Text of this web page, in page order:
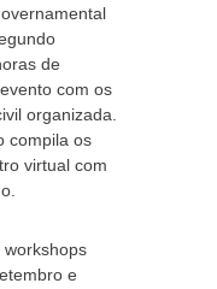
de
com os
organizada.
compila os
virtual com
workshops
e